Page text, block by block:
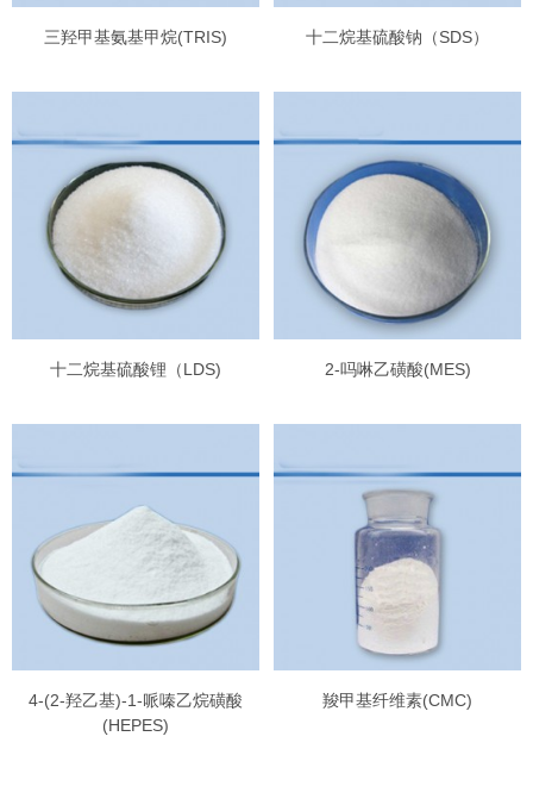
三羟甲基氨基甲烷(TRIS) 十二烷基硫酸钠（SDS）
十二烷基硫酸锂（LDS) 2-吗啉乙磺酸(MES)
4-(2-羟乙基)-1-哌嗪乙烷磺酸
(HEPES)
羧甲基纤维素(CMC)